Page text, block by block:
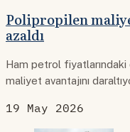
Polipropilen
azaldı
Ham petrol
maliyet avantajını
19 May 2026